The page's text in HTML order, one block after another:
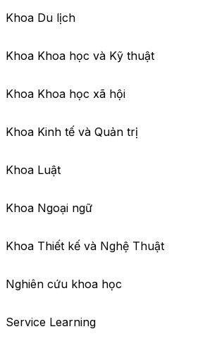
Khoa Du lịch
Khoa Khoa học và Kỹ thuật
Khoa Khoa học xã hội
Khoa Kinh tế và Quản trị
Khoa Luật
Khoa Ngoại ngữ
Khoa Thiết kế và Nghệ Thuật
Nghiên cứu khoa học
Service Learning